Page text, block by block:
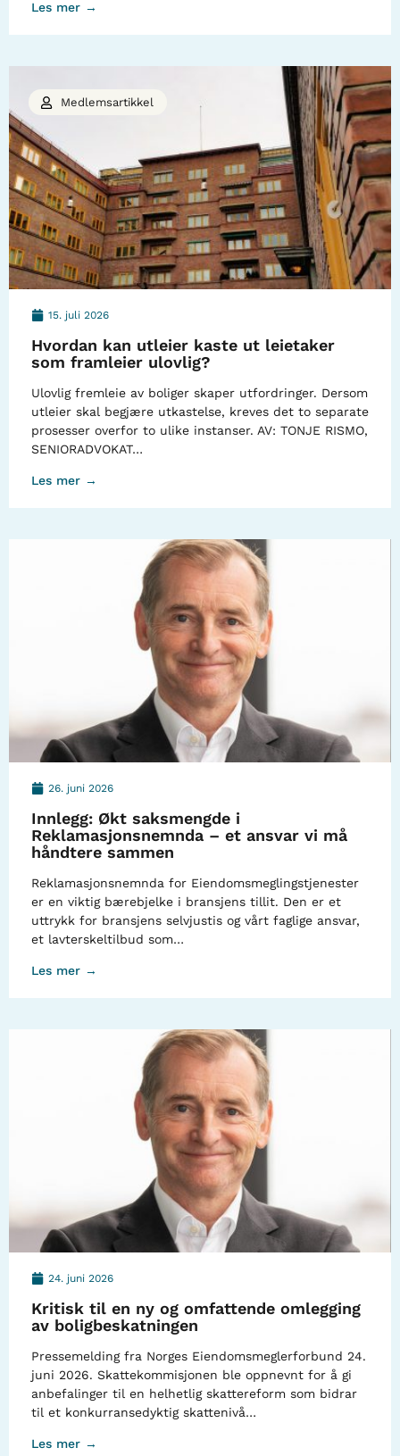
Les mer →
15. juli 2026
Hvordan kan utleier kaste ut leietaker
som framleier ulovlig?
Ulovlig fremleie av boliger skaper utfordringer. Dersom
utleier skal begjære utkastelse, kreves det to separate
prosesser overfor to ulike instanser. AV: TONJE RISMO,
SENIORADVOKAT…
Les mer →
Medlemsartikkel
26. juni 2026
Innlegg: Økt saksmengde i
Reklamasjonsnemnda – et ansvar vi må
håndtere sammen
Reklamasjonsnemnda for Eiendomsmeglingstjenester
er en viktig bærebjelke i bransjens tillit. Den er et
uttrykk for bransjens selvjustis og vårt faglige ansvar,
et lavterskeltilbud som…
Les mer →
24. juni 2026
Kritisk til en ny og omfattende omlegging
av boligbeskatningen
Pressemelding fra Norges Eiendomsmeglerforbund 24.
juni 2026. Skattekommisjonen ble oppnevnt for å gi
anbefalinger til en helhetlig skattereform som bidrar
til et konkurransedyktig skattenivå…
Les mer →